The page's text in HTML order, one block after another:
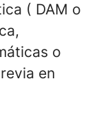
( DAM o
o
en